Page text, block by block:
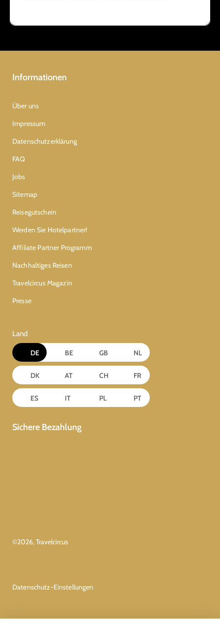
Informationen
Über uns
Impressum
Datenschutzerklärung
FAQ
Jobs
Sitemap
Reisegutschein
Werden Sie Hotelpartner!
Affiliate Partner Programm
Nachhaltiges Reisen
Travelcircus Magazin
Presse
Land
DE BE GB NL
DK AT CH FR
ES IT PL PT
Sichere Bezahlung
©2026, Travelcircus
Datenschutz-Einstellungen